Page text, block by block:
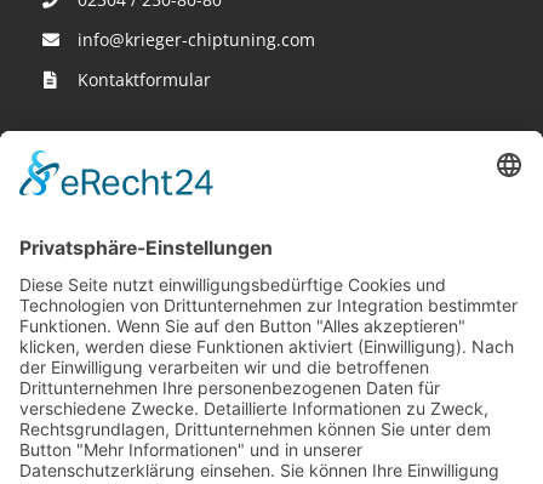
info@krieger-chiptuning.com
Kontaktformular
Wir sind hier
Krieger-Performance
Binnerheide 10
58239 Schwerte
Öffnungszeiten
MO - FR 10:00 Uhr – 18:00 Uhr
SA - 10:00 Uhr – 13:00 Uhr